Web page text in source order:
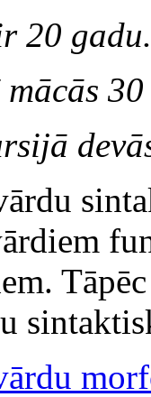
20 gadu.